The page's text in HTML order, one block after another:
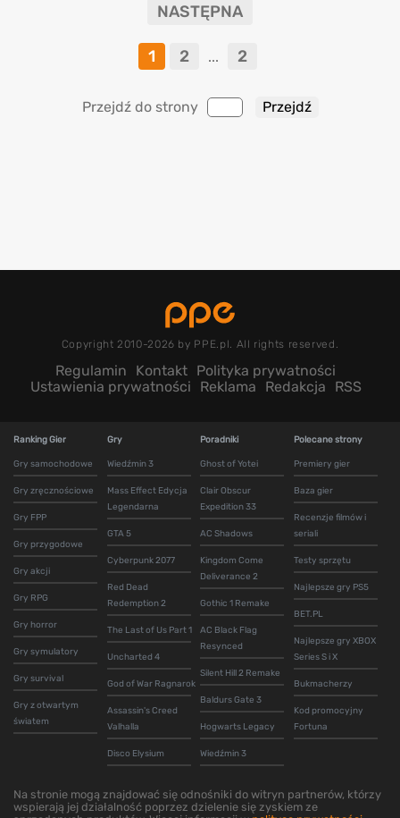
NASTĘPNA
1 2 ... 2
Przejdź do strony
Copyright 2010-2026 by PPE.pl. All rights reserved.
Regulamin Kontakt Polityka prywatności
Ustawienia prywatności
Reklama Redakcja RSS
Ranking Gier
Gry samochodowe
Gry zręcznościowe
Gry FPP
Gry przygodowe
Gry akcji
Gry RPG
Gry horror
Gry symulatory
Gry survival
Gry z otwartym
światem
Gry
Wiedźmin 3
Mass Effect Edycja
Legendarna
GTA 5
Cyberpunk 2077
Red Dead
Redemption 2
The Last of Us Part 1
Uncharted 4
God of War Ragnarok
Assassin's Creed
Valhalla
Disco Elysium
Poradniki
Ghost of Yotei
Clair Obscur
Expedition 33
AC Shadows
Kingdom Come
Deliverance 2
Gothic 1 Remake
AC Black Flag
Resynced
Silent Hill 2 Remake
Baldurs Gate 3
Hogwarts Legacy
Wiedźmin 3
Polecane strony
Premiery gier
Baza gier
Recenzje filmów i
seriali
Testy sprzętu
Najlepsze gry PS5
BET.PL
Najlepsze gry XBOX
Series S i X
Bukmacherzy
Kod promocyjny
Fortuna
Na stronie mogą znajdować się odnośniki do witryn partnerów, którzy
wspierają jej działalność poprzez dzielenie się zyskiem ze